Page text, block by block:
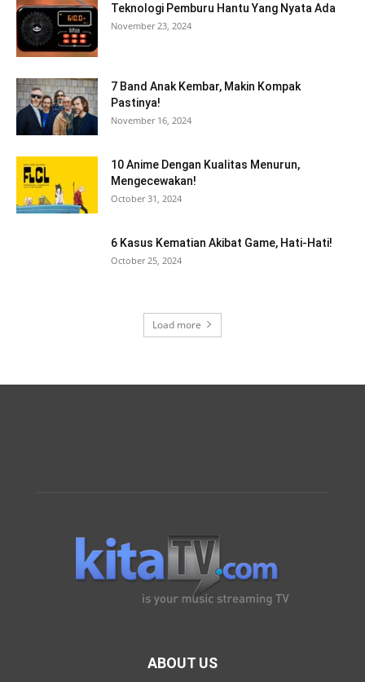
Teknologi Pemburu Hantu Yang Nyata Ada
November 23, 2024
7 Band Anak Kembar, Makin Kompak
Pastinya!
November 16, 2024
10 Anime Dengan Kualitas Menurun,
Mengecewakan!
October 31, 2024
6 Kasus Kematian Akibat Game, Hati-Hati!
October 25, 2024
Load more
ABOUT US